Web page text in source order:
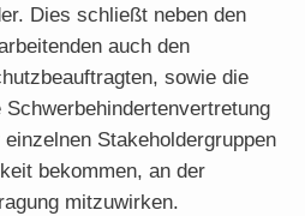
Dies schließt neben den
auch den
sowie die
Stakeholdergruppen
bekommen, an der
mitzuwirken.